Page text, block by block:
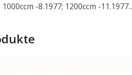
1000ccm -8.1977; 1200ccm -